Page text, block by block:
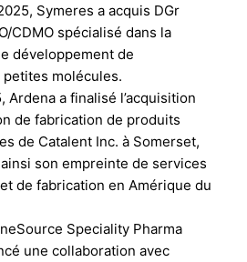
Symeres a acquis DGr
CDMO spécialisé dans la
développement de
petites molécules.
Ardena a finalisé l’acquisition
de fabrication de produits
de Catalent Inc. à Somerset,
son empreinte de services
de fabrication en Amérique du
Speciality Pharma
une collaboration avec